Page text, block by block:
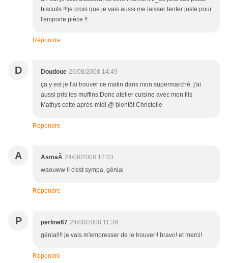
biscuits !!!je crois que je vais aussi me laisser tenter juste pour
l'emporte pièce !!
Répondre
D Doudoue 26/08/2008 14:49
ça y est je l'ai trouver ce matin dans mon supermarché. j'ai
aussi pris les muffins.Donc atelier cuisine avec mon fils
Mathys cette aprés-midi.@ bientôt Christelle
Répondre
A AsmaÃ 24/08/2008 12:03
waouww !! c'est sympa, génial
Répondre
P perline67 24/08/2008 11:39
génial!!! je vais m'empresser de le trouver!! bravo! et merci!
Répondre